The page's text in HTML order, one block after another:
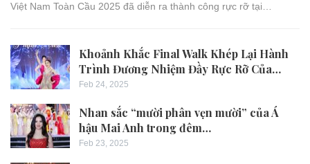
Việt Nam Toàn Cầu 2025 đã diễn ra thành công rực rỡ tại…
Khoảnh Khắc Final Walk Khép Lại Hành
Trình Đương Nhiệm Đầy Rực Rỡ Của…
Feb 24, 2025
Nhan sắc “mười phân vẹn mười” của Á
hậu Mai Anh trong đêm…
Feb 23, 2025